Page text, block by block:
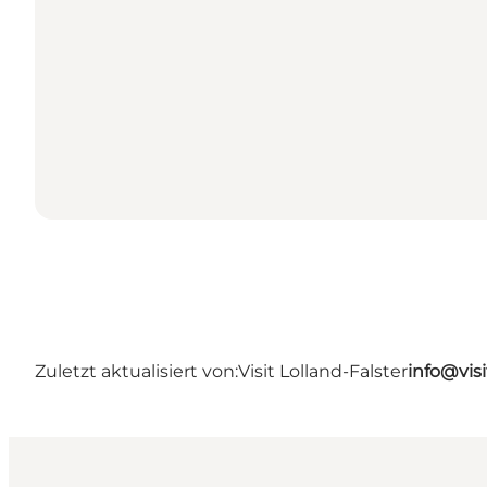
Zuletzt aktualisiert von:Visit Lolland-Falster